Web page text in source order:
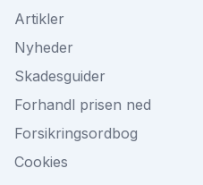
Artikler
Nyheder
Skadesguider
Forhandl prisen ned
Forsikringsordbog
Cookies